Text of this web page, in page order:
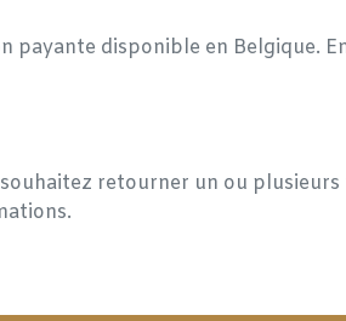
payante disponible en Belgique.
retourner un ou